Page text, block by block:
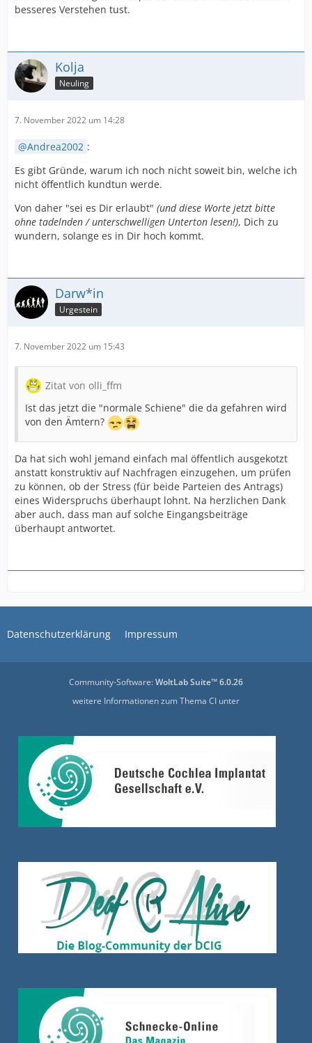
besseres Verstehen tust.
Kolja
Neuling
7. November 2022 um 14:28
Andrea2002 :
Es gibt Gründe, warum ich noch nicht soweit bin, welche ich
nicht öffentlich kundtun werde.
Von daher "sei es Dir erlaubt" (und diese Worte jetzt bitte
ohne tadelnden / unterschwelligen Unterton lesen!), Dich zu
wundern, solange es in Dir hoch kommt.
Darw*in
Urgestein
7. November 2022 um 15:43
Zitat von olli_ffm
Ist das jetzt die "normale Schiene" die da gefahren wird
von den Ämtern?
Da hat sich wohl jemand einfach mal öffentlich ausgekotzt
anstatt konstruktiv auf Nachfragen einzugehen, um prüfen
zu können, ob der Stress (für beide Parteien des Antrags)
eines Widerspruchs überhaupt lohnt. Na herzlichen Dank
aber auch, dass man auf solche Eingangsbeiträge
überhaupt antwortet.
Datenschutzerklärung Impressum
Community-Software:WoltLab Suite™ 6.0.26
weitere Informationen zum Thema CI unter